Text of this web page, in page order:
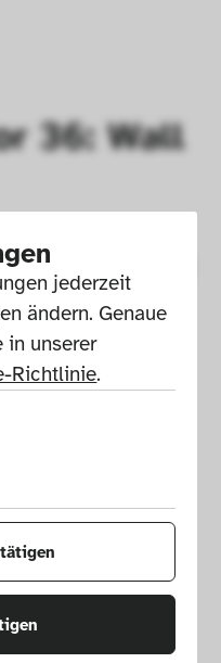
jederzeit
ändern. Genaue
Informationen finden Sie in unserer
Richtlinie.
36: Wall
Hausordnung
– The Design Museum.